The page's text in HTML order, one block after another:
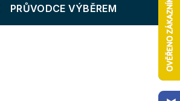
PRŮVODCE VÝBĚREM